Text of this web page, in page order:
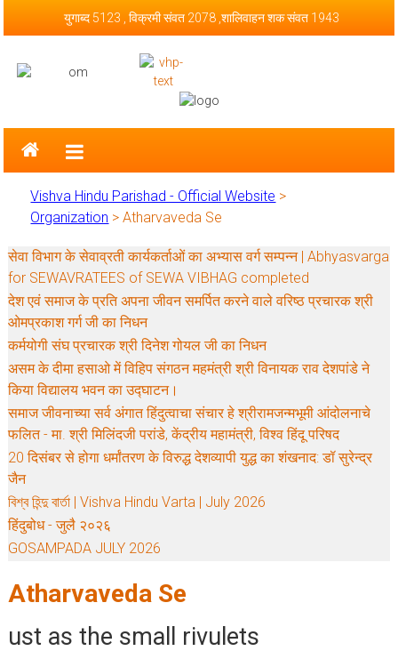
युगाब्द 5123 , विक्रमी संवत 2078 ,शालिवाहन शक संवत 1943
Vishva Hindu Parishad – Official
Website
Vishva Hindu Parishad - Official Website >
Organization >Atharvaveda Se
सेवा विभाग के सेवाव्रती कार्यकर्ताओं का अभ्यास वर्ग सम्पन्न | Abhyasvarga
for SEWAVRATEES of SEWA VIBHAG completed
देश एवं समाज के प्रति अपना जीवन समर्पित करने वाले वरिष्ठ प्रचारक श्री
ओमप्रकाश गर्ग जी का निधन
कर्मयोगी संघ प्रचारक श्री दिनेश गोयल जी का निधन
असम के दीमा हसाओ में विहिप संगठन महमंत्री श्री विनायक राव देशपांडे ने
किया विद्यालय भवन का उद्घाटन।
समाज जीवनाच्या सर्व अंगात हिंदुत्वाचा संचार हे श्रीरामजन्मभूमी आंदोलनाचे
फलित - मा. श्री मिलिंदजी परांडे, केंद्रीय महामंत्री, विश्व हिंदू परिषद
20 दिसंबर से होगा धर्मांतरण के विरुद्ध देशव्यापी युद्ध का शंखनाद: डॉ सुरेन्द्र
जैन
বিশ্ব হিন্দু বার্তা | Vishva Hindu Varta | July 2026
हिंदुबोध - जुलै २०२६
GOSAMPADA JULY 2026
Atharvaveda Se
ust as the small rivulets